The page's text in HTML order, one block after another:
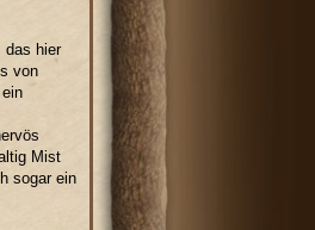
das hier
von
Mist
sogar ein